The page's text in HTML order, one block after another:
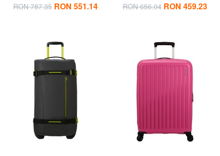
RON 787.35 RON 551.14 RON 656.04 RON 459.23